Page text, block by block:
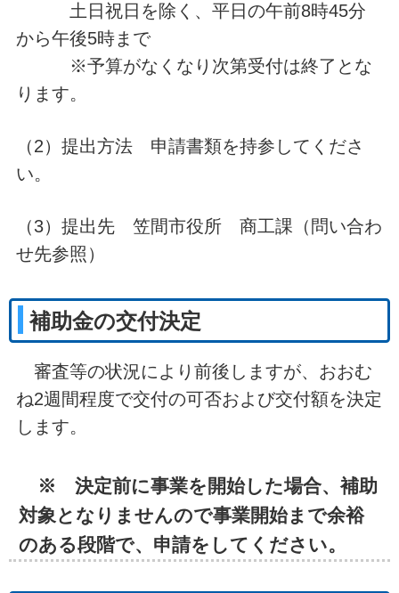
土日祝日を除く、平日の午前8時45分
から午後5時まで
※予算がなくなり次第受付は終了とな
ります。
（2）提出方法 申請書類を持参してくださ
い。
（3）提出先 笠間市役所 商工課（問い合わ
せ先参照）
補助金の交付決定
審査等の状況により前後しますが、おおむ
ね2週間程度で交付の可否および交付額を決定
します。
※ 決定前に事業を開始した場合、補助
対象となりませんので事業開始まで余裕
のある段階で、申請をしてください。